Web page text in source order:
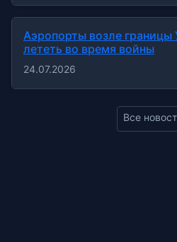
Аэропорты возле границы
лететь во время войны
24.07.2026
Все